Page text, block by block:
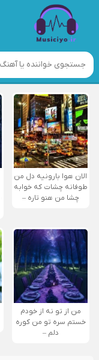
الان هوا بارونیه دل من
طوفانه چشات که خوابه
چشا من هنو تاره –
من از تو نه از خودم
خستم سره تو من کوره
دلم –